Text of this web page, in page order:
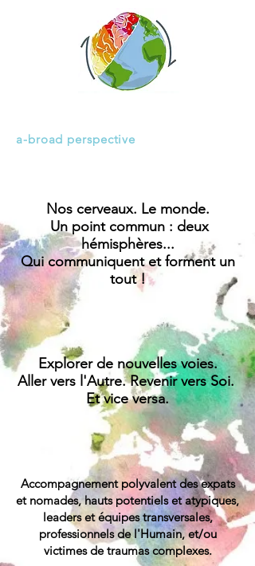
a-broad perspective
Nos cerveaux. Le monde.
Un point commun : deux
hémisphères...
Qui communiquent et forment un
tout !
Explorer de nouvelles voies.
Aller vers l'Autre. Revenir vers Soi.
Et vice versa.
Accompagnement polyvalent des expats
et nomades, hauts potentiels et atypiques,
leaders etéquipes transversales,
professionnels de l'Humain, et/ou
victimes de traumas complexes.